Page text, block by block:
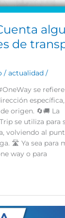
de
/actualidad /
se
origen. 🔄🚚 La
se utiliza para
volviendo al
🛣️ Ya sea para
way o para